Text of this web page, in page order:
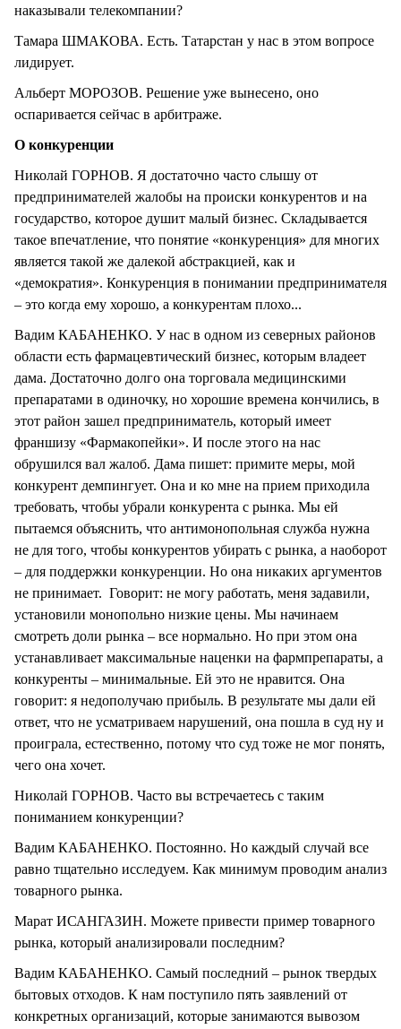
наказывали телекомпании?
Тамара ШМАКОВА. Есть. Татарстан у нас в этом вопросе
лидирует.
Альберт МОРОЗОВ. Решение уже вынесено, оно
оспаривается сейчас в арбитраже.
О конкуренции
Николай ГОРНОВ. Я достаточно часто слышу от
предпринимателей жалобы на происки конкурентов и на
государство, которое душит малый бизнес. Складывается
такое впечатление, что понятие «конкуренция» для многих
является такой же далекой абстракцией, как и
«демократия». Конкуренция в понимании предпринимателя
– это когда ему хорошо, а конкурентам плохо...
Вадим КАБАНЕНКО. У нас в одном из северных районов
области есть фармацевтический бизнес, которым владеет
дама. Достаточно долго она торговала медицинскими
препаратами в одиночку, но хорошие времена кончились, в
этот район зашел предприниматель, который имеет
франшизу «Фармакопейки». И после этого на нас
обрушился вал жалоб. Дама пишет: примите меры, мой
конкурент демпингует. Она и ко мне на прием приходила
требовать, чтобы убрали конкурента с рынка. Мы ей
пытаемся объяснить, что антимонопольная служба нужна
не для того, чтобы конкурентов убирать с рынка, а наоборот
– для поддержки конкуренции. Но она никаких аргументов
не принимает. Говорит: не могу работать, меня задавили,
установили монопольно низкие цены. Мы начинаем
смотреть доли рынка – все нормально. Но при этом она
устанавливает максимальные наценки на фармпрепараты, а
конкуренты – минимальные. Ей это не нравится. Она
говорит: я недополучаю прибыль. В результате мы дали ей
ответ, что не усматриваем нарушений, она пошла в суд ну и
проиграла, естественно, потому что суд тоже не мог понять,
чего она хочет.
Николай ГОРНОВ. Часто вы встречаетесь с таким
пониманием конкуренции?
Вадим КАБАНЕНКО. Постоянно. Но каждый случай все
равно тщательно исследуем. Как минимум проводим анализ
товарного рынка.
Марат ИСАНГАЗИН. Можете привести пример товарного
рынка, который анализировали последним?
Вадим КАБАНЕНКО. Самый последний – рынок твердых
бытовых отходов. К нам поступило пять заявлений от
конкретных организаций, которые занимаются вывозом